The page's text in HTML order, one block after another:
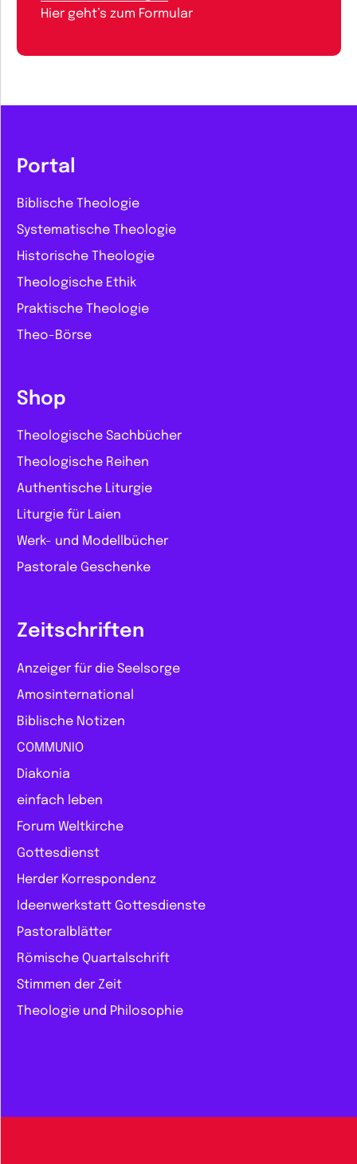
Hier geht’s zum Formular
Portal
Biblische Theologie
Systematische Theologie
Historische Theologie
Theologische Ethik
Praktische Theologie
Theo-Börse
Shop
Theologische Sachbücher
Theologische Reihen
Authentische Liturgie
Liturgie für Laien
Werk- und Modellbücher
Pastorale Geschenke
Zeitschriften
Anzeiger für die Seelsorge
Amosinternational
Biblische Notizen
COMMUNIO
Diakonia
einfach leben
Forum Weltkirche
Gottesdienst
Herder Korrespondenz
Ideenwerkstatt Gottesdienste
Pastoralblätter
Römische Quartalschrift
Stimmen der Zeit
Theologie und Philosophie